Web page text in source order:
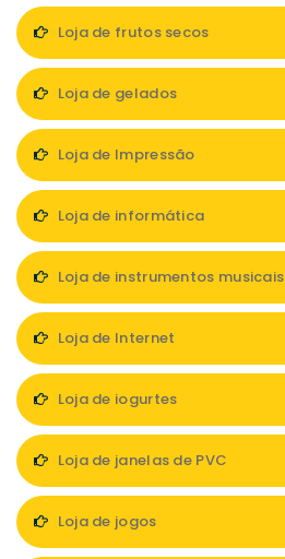
Loja de frutos secos
Loja de gelados
Loja de Impressão
Loja de informática
Loja de instrumentos musicais
Loja de Internet
Loja de iogurtes
Loja de janelas de PVC
Loja de jogos